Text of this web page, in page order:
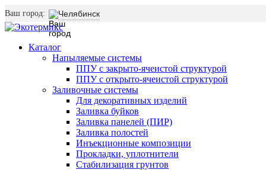
Ваш город: Челябинск
Каталог
Напыляемые системы
ППУ с закрыто-ячеистой структурой
ППУ с открыто-ячеистой структурой
Заливочные системы
Для декоративных изделий
Заливка буйков
Заливка панелей (ПИР)
Заливка полостей
Инъекционные композиции
Прокладки, уплотнители
Стабилизация грунтов